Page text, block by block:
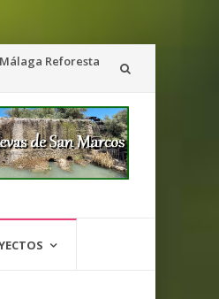
Málaga Reforesta